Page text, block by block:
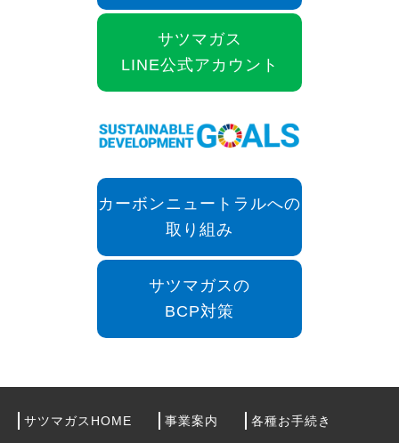
サツマガス
LINE公式アカウント
カーボンニュートラルへの
取り組み
サツマガスの
BCP対策
サツマガスHOME 事業案内 各種お手続き